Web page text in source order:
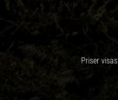
Priser visas